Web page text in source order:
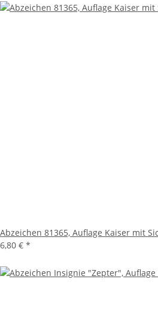
Abzeichen 81365, Auflage Kaiser mit
6,80 € *